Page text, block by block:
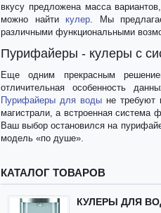
вкусу предложена масса
можно найтикулер. Мы
различными функциональными
Пурифайеры - кулеры c
Еще одним прекрасным
отличительная особенность
Пурифайеры для водыне требуют
магистрали, а встроенная система
Ваш выбор остановился на
модель «по душе».
КАТАЛОГ ТОВАРОВ
КУЛЕРЫ ДЛЯ